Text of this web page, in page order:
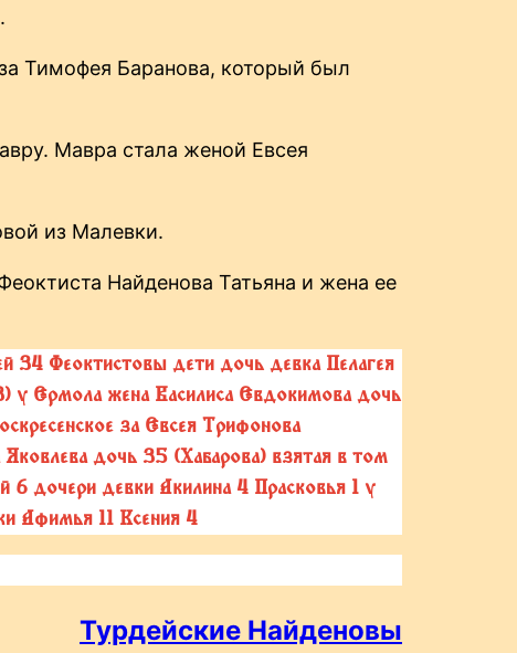
Тимофея Баранова, который был
Мавра стала женой Евсея
из Малевки.
Найденова Татьяна и жена ее
34 Феоктистовы дети дочь девка Пелагея
у Ермола жена Василиса Евдокимова дочь
за Евсея Трифонова
дочь 35 (Хабарова) взятая в том
6 дочери девки Акилина 4 Прасковья 1 у
Афимья 11 Ксения 4
Турдейские Найденовы